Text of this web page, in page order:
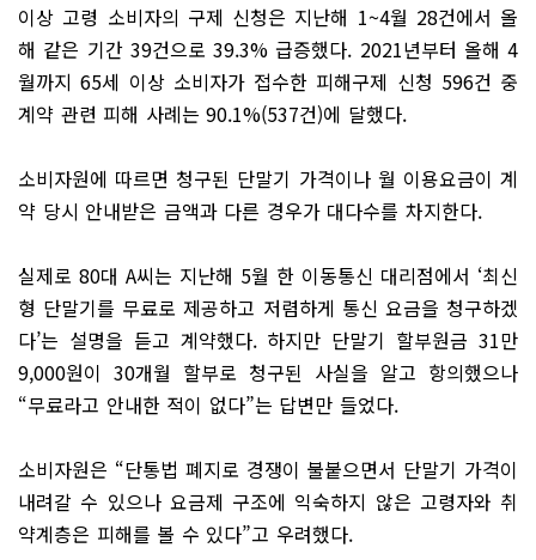
이상 고령 소비자의 구제 신청은 지난해 1~4월 28건에서 올
해 같은 기간 39건으로 39.3% 급증했다. 2021년부터 올해 4
월까지 65세 이상 소비자가 접수한 피해구제 신청 596건 중
계약 관련 피해 사례는 90.1%(537건)에 달했다.
소비자원에 따르면 청구된 단말기 가격이나 월 이용요금이 계
약 당시 안내받은 금액과 다른 경우가 대다수를 차지한다.
실제로 80대 A씨는 지난해 5월 한 이동통신 대리점에서 ‘최신
형 단말기를 무료로 제공하고 저렴하게 통신 요금을 청구하겠
다’는 설명을 듣고 계약했다. 하지만 단말기 할부원금 31만
9,000원이 30개월 할부로 청구된 사실을 알고 항의했으나
“무료라고 안내한 적이 없다”는 답변만 들었다.
소비자원은 “단통법 폐지로 경쟁이 불붙으면서 단말기 가격이
내려갈 수 있으나 요금제 구조에 익숙하지 않은 고령자와 취
약계층은 피해를 볼 수 있다”고 우려했다.